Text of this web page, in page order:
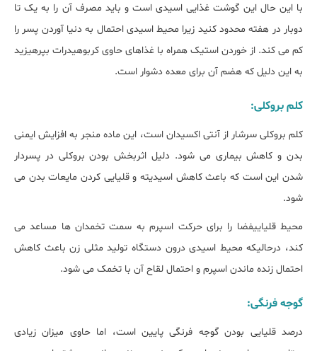
با این حال این گوشت غذایی اسیدی است و باید مصرف آن را به یک تا
دوبار در هفته محدود کنید زیرا محیط اسیدی احتمال به دنیا آوردن پسر را
کم می کند. از خوردن استیک همراه با غذاهای حاوی کربوهیدرات بپرهیزید
به این دلیل که هضم آن برای معده دشوار است.
کلم بروکلی:
کلم بروکلی سرشار از آنتی اکسیدان است، این ماده منجر به افزایش ایمنی
بدن و کاهش بیماری می شود. دلیل اثربخش بودن بروکلی در پسردار
شدن این است که باعث کاهش اسیدیته و قلیایی کردن مایعات بدن می
شود.
محیط قلیاییفضا را برای حرکت اسپرم به سمت تخمدان ها مساعد می
کند، درحالیکه محیط اسیدی درون دستگاه تولید مثلی زن باعث کاهش
احتمال زنده ماندن اسپرم و احتمال لقاح آن با تخمک می شود.
گوجه فرنگی:
درصد قلیایی بودن گوجه فرنگی پایین است، اما حاوی میزان زیادی